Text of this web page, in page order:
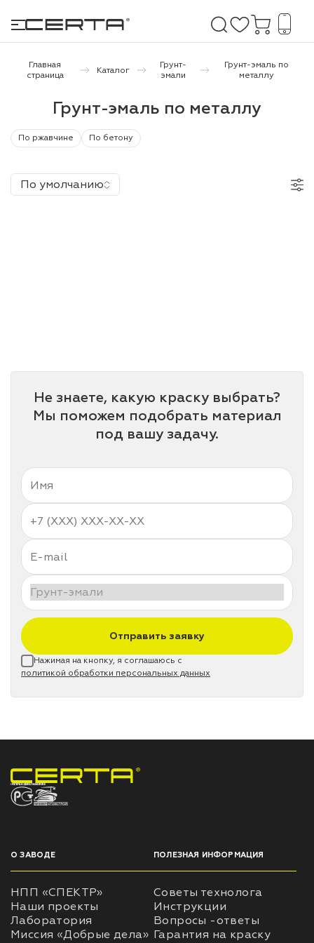
покрытия
и дачи
бетону,
Главная
страница
Каталог
Грунт-
эмали
Грунт-эмаль по
металлу
Грунт-эмаль по металлу
По ржавчине По бетону
По умолчанию
Не знаете, какую краску выбрать?
Мы поможем подобрать материал
под вашу задачу.
Отправить заявку
Нажимая на кнопку, я соглашаюсь с
политикой обработки персональных данных
НПП «СПЕКТР» ЗАВОД ЛАКОКРАСОЧНЫХ МАТЕРИАЛОВ
О ЗАВОДЕ
НПП «СПЕКТР»
Наши проекты
Лаборатория
Миссия «Добрые дела»
ПОЛЕЗНАЯ ИНФОРМАЦИЯ
Советы технолога
Инструкции
Вопросы -ответы
Гарантия на краску